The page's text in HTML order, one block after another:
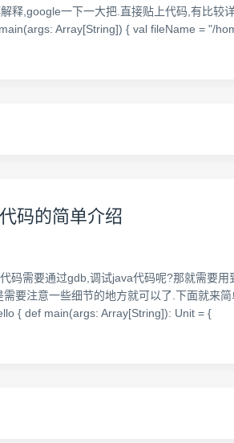
释,google一下一大把.直接贴上代码,有比
Array[String]) { val fileName = "/
码的简单介绍
码需要通过gdb,调试java代码呢?那就需要
要注意一些细节的地方就可以了.下面就来
{ def main(args: Array[String]): Unit = {